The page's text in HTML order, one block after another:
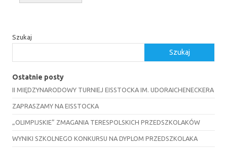
Szukaj
Szukaj
Ostatnie posty
II MIĘDZYNARODOWY TURNIEJ EISSTOCKA IM. UDORAICHENECKERA
ZAPRASZAMY NA EISSTOCKA
„OLIMPIJSKIE” ZMAGANIA TERESPOLSKICH PRZEDSZKOLAKÓW
WYNIKI SZKOLNEGO KONKURSU NA DYPLOM PRZEDSZKOLAKA